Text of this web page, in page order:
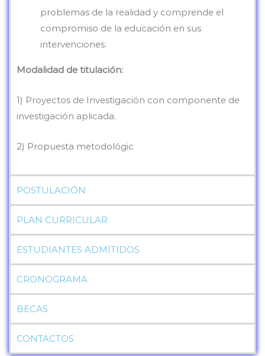
problemas de la realidad y comprende el
compromiso de la educación en sus
intervenciones.
Modalidad de titulación:
1) Proyectos de Investigación con componente de
investigación aplicada.
2) Propuesta metodológic
POSTULACIÓN
PLAN CURRICULAR
ESTUDIANTES ADMITIDOS
CRONOGRAMA
BECAS
CONTACTOS